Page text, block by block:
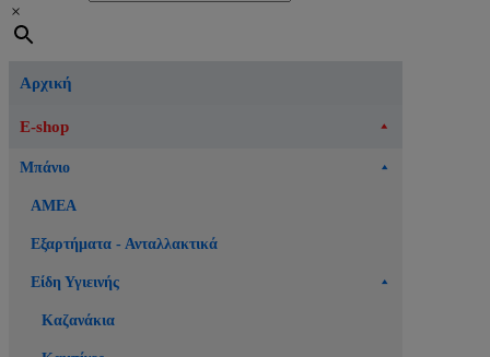
×
Αρχική
E-shop
Μπάνιο
ΑΜΕΑ
Εξαρτήματα - Ανταλλακτικά
Είδη Υγιεινής
Καζανάκια